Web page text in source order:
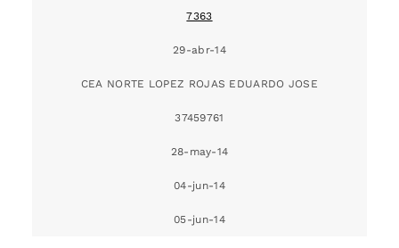
7363
29-abr-14
CEA NORTE LOPEZ ROJAS EDUARDO JOSE
37459761
28-may-14
04-jun-14
05-jun-14